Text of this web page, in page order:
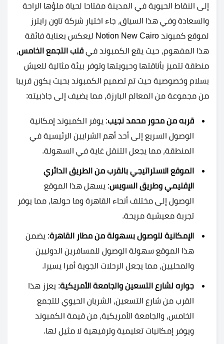
إلى النقاط الحيوية في المدينة مفتاحا لحياة ملؤها الراحة
والسعادة وفي هذا السياق، جاء اختيار شركة تاون رايترز
لموقع كمبوند Notion New Cairo ليعكس بعناية فائقة
هذا المفهوم، حيث يقع الكمبوند في قلب التجمع الخامس،
منطقة تتميز بأناقتها وحيويتها وتوفر بيئة مثالية للعيش
بسلام وخصوصية حيث تم تصميم الكمبوند بحيث يكون قريبا
من مجموعة من المعالم البارزة، مما يضيف إلى جاذبيته:
قربه من محور محمد نجيب: يوفر الكمبوند إمكانية
الوصول السريع إلى أحد أهم الشرايين الرئيسية في
المنطقة، مما يجعل التنقل غاية في السهولة.
الموقع الاستراتيجي بالقرب من الطريق الدائري
الإقليمي وطريق السويس: يسهل هذا الموقع
الوصول إلى مختلف أنحاء القاهرة وما حولها، مما يوفر
تجربة معيشية مريحة.
الإمكانية للوصول بسهولة من مطار القاهرة: يضمن
هذا الموقع سهولة الوصول للمسافرين الدوليين
والمحليين، مما يجعل الرحلات الجوية أمرا يسيرا.
جواره لشارع التسعين والجامعة الأمريكية: يعزز هذا
القرب من شارع التسعين، الشريان الحيوي للتجمع
الخامس، والجامعة الأمريكية، من قيمة الكمبوند
ويوفر إمكانيات تعليمية وترفيهية لا مثيل لها.